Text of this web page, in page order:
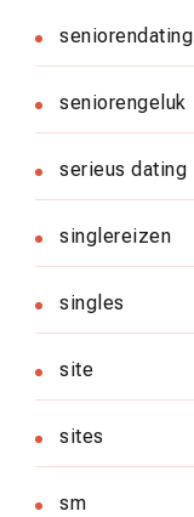
seniorendating
seniorengeluk
serieus dating
singlereizen
singles
site
sites
sm